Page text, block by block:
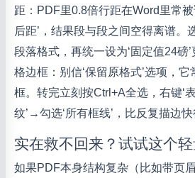
距：PDF里0.8倍行距在Word里常
后距’，结果段与段之间空得离谱。
段落格式，再统一设为‘固定值24磅
格边框：别信‘保留原格式’选项，
框。转完立刻按Ctrl+A全选，右键‘
纹’→勾选‘所有框线’，比反复描边快
实在救不回来？试试这个
如果PDF本身结构复杂（比如带页